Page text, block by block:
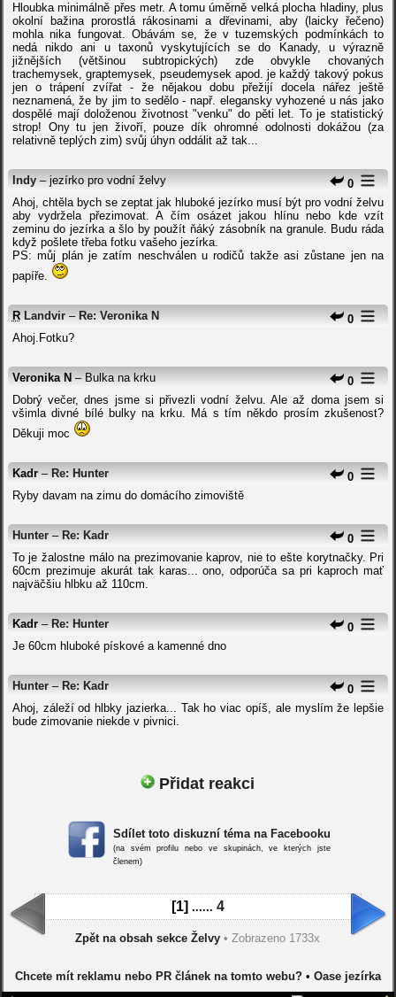
Hloubka minimálně přes metr. A tomu úměrně velká plocha hladiny, plus
okolní bažina prorostlá rákosinami a dřevinami, aby (laicky řečeno)
mohla nika fungovat. Obávám se, že v tuzemských podmínkách to
nedá nikdo ani u taxonů vyskytujících se do Kanady, u výrazně
jižnějších (většinou subtropických) zde obvykle chovaných
trachemysek, graptemysek, pseudemysek apod. je každý takový pokus
jen o trápení zvířat - že nějakou dobu přežijí docela nářez ještě
neznamená, že by jim to sedělo - např. elegansky vyhozené u nás jako
dospělé mají doloženou životnost "venku" do pěti let. To je statistický
strop! Ony tu jen živoří, pouze dík ohromné odolnosti dokážou (za
relativně teplých zim) svůj úhyn oddálit až tak...
0
Indy – jezírko pro vodní želvy
Ahoj, chtěla bych se zeptat jak hluboké jezírko musí být pro vodní želvu
aby vydržela přezimovat. A čím osázet jakou hlínu nebo kde vzít
zeminu do jezírka a šlo by použít ňáký zásobník na granule. Budu ráda
když pošlete třeba fotku vašeho jezírka.
PS: můj plán je zatím neschválen u rodičů takže asi zůstane jen na
papíře.
0
R Landvir – Re: Veronika N
Ahoj.Fotku?
0
Veronika N – Bulka na krku
Dobrý večer, dnes jsme si přivezli vodní želvu. Ale až doma jsem si
všimla divné bílé bulky na krku. Má s tím někdo prosím zkušenost?
Děkuji moc
0
Kadr– Re: Hunter
Ryby davam na zimu do domácího zimoviště
0
Hunter – Re: Kadr
To je žalostne málo na prezimovanie kaprov, nie to ešte korytnačky. Pri
60cm prezimuje akurát tak karas... ono, odporúča sa pri kaproch mať
najväčšiu hlbku až 110cm.
0
Kadr– Re: Hunter
Je 60cm hluboké pískové a kamenné dno
0
Hunter – Re: Kadr
Ahoj, záleží od hlbky jazierka... Tak ho viac opíš, ale myslím že lepšie
bude zimovanie niekde v pivnici.
Přidat reakci
Sdílet toto diskuzní téma na Facebooku
(na svém profilu nebo ve skupinách, ve kterých jste
členem)
[1] ...... 4
Zpět na obsah sekce Želvy • Zobrazeno 1733x
Chcete mít reklamu nebo PR článek na tomto webu?• Oase jezírka